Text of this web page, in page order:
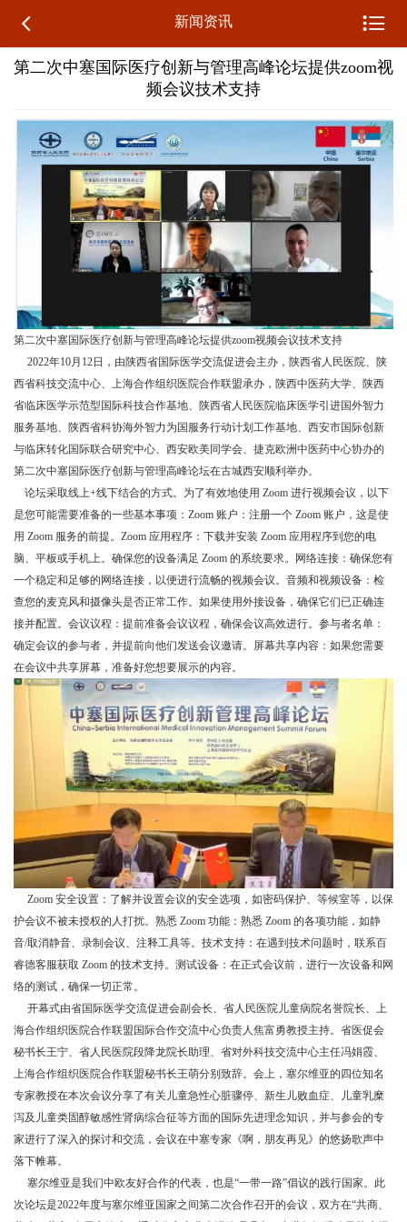
 新闻资讯 
第二次中塞国际医疗创新与管理高峰论坛提供zoom视
频会议技术支持
第二次中塞国际医疗创新与管理高峰论坛提供zoom视频会议技术支持
2022年10月12日，由陕西省国际医学交流促进会主办，陕西省人民医院、陕
西省科技交流中心、上海合作组织医院合作联盟承办，陕西中医药大学、陕西
省临床医学示范型国际科技合作基地、陕西省人民医院临床医学引进国外智力
服务基地、陕西省科协海外智力为国服务行动计划工作基地、西安市国际创新
与临床转化国际联合研究中心、西安欧美同学会、捷克欧洲中医药中心协办的
第二次中塞国际医疗创新与管理高峰论坛在古城西安顺利举办。
论坛采取线上+线下结合的方式。为了有效地使用 Zoom 进行视频会议，以下
是您可能需要准备的一些基本事项：Zoom 账户：注册一个 Zoom 账户，这是使
用 Zoom 服务的前提。Zoom 应用程序：下载并安装 Zoom 应用程序到您的电
脑、平板或手机上。确保您的设备满足 Zoom 的系统要求。网络连接：确保您有
一个稳定和足够的网络连接，以便进行流畅的视频会议。音频和视频设备：检
查您的麦克风和摄像头是否正常工作。如果使用外接设备，确保它们已正确连
接并配置。会议议程：提前准备会议议程，确保会议高效进行。参与者名单：
确定会议的参与者，并提前向他们发送会议邀请。屏幕共享内容：如果您需要
在会议中共享屏幕，准备好您想要展示的内容。
Zoom 安全设置：了解并设置会议的安全选项，如密码保护、等候室等，以保
护会议不被未授权的人打扰。熟悉 Zoom 功能：熟悉 Zoom 的各项功能，如静
音/取消静音、录制会议、注释工具等。技术支持：在遇到技术问题时，联系百
睿德客服获取 Zoom 的技术支持。测试设备：在正式会议前，进行一次设备和网
络的测试，确保一切正常。
开幕式由省国际医学交流促进会副会长、省人民医院儿童病院名誉院长、上
海合作组织医院合作联盟国际合作交流中心负责人焦富勇教授主持。省医促会
秘书长王宁、省人民医院段降龙院长助理、省对外科技交流中心主任冯娟霞、
上海合作组织医院合作联盟秘书长王萌分别致辞。会上，塞尔维亚的四位知名
专家教授在本次会议分享了有关儿童急性心脏骤停、新生儿败血症、儿童乳糜
泻及儿童类固醇敏感性肾病综合征等方面的国际先进理念知识，并与参会的专
家进行了深入的探讨和交流，会议在中塞专家《啊，朋友再见》的悠扬歌声中
落下帷幕。
塞尔维亚是我们中欧友好合作的代表，也是“一带一路”倡议的践行国家。此
次论坛是2022年度与塞尔维亚国家之间第二次合作召开的会议，双方在“共商、